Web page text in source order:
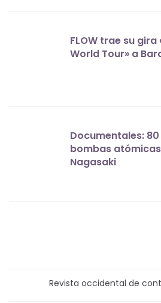
FLOW trae su gira
World Tour» a
Documentales:
bombas
Nagasaki
Revista occidental de